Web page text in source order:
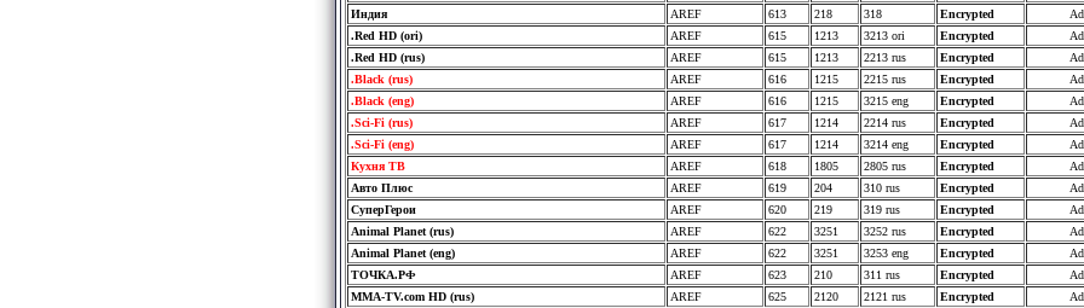
Индия
AREF 613 218 318 Encrypted
.Red HD (ori)
AREF 615 1213 3213 ori Encrypted
.Red HD (rus)
AREF 615 1213 2213 rus Encrypted
.Black (rus)
AREF 616 1215 2215 rus Encrypted
.Black (eng)
AREF 616 1215 3215 eng Encrypted
.Sci-Fi (rus)
AREF 617 1214 2214 rus Encrypted
.Sci-Fi (eng)
AREF 617 1214 3214 eng Encrypted
Кухня ТВ
AREF 618 1805 2805 rus Encrypted
Авто Плюс
AREF 619 204 310 rus Encrypted
СуперГерои
AREF 620 219 319 rus Encrypted
Animal Planet (rus)
AREF 622 3251 3252 rus Encrypted
Animal Planet (eng)
AREF 622 3251 3253 eng Encrypted
ТОЧКА.РФ
AREF 623 210 311 rus Encrypted
MMA-TV.com HD (rus)
AREF 625 2120 2121 rus Encrypted